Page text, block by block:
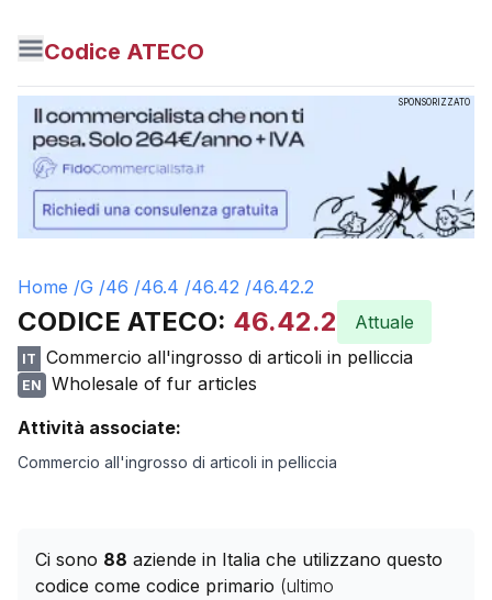
Codice ATECO
SPONSORIZZATO
Home /G /46 /46.4 /46.42 /46.42.2
CODICE ATECO: 46.42.2 Attuale
IT Commercio all'ingrosso di articoli in pelliccia
EN
Wholesale of fur articles
Attività associate:
Commercio all'ingrosso di articoli in pelliccia
Ci sono 88 aziende in Italia che utilizzano questo
codice come codice primario (ultimo